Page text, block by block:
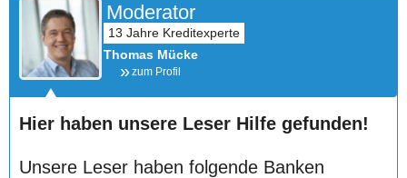
Moderator
Thomas Mücke
zum Profil
Hier haben unsere Leser Hilfe gefunden!
Unsere Leser haben folgende Banken